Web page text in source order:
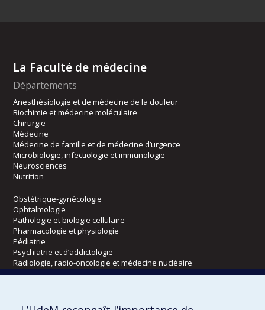
La Faculté de médecine
Départements
Anesthésiologie et de médecine de la douleur
Biochimie et médecine moléculaire
Chirurgie
Médecine
Médecine de famille et de médecine d’urgence
Microbiologie, infectiologie et immunologie
Neurosciences
Nutrition
Obstétrique-gynécologie
Ophtalmologie
Pathologie et biologie cellulaire
Pharmacologie et physiologie
Pédiatrie
Psychiatrie et d’addictologie
Radiologie, radio-oncologie et médecine nucléaire